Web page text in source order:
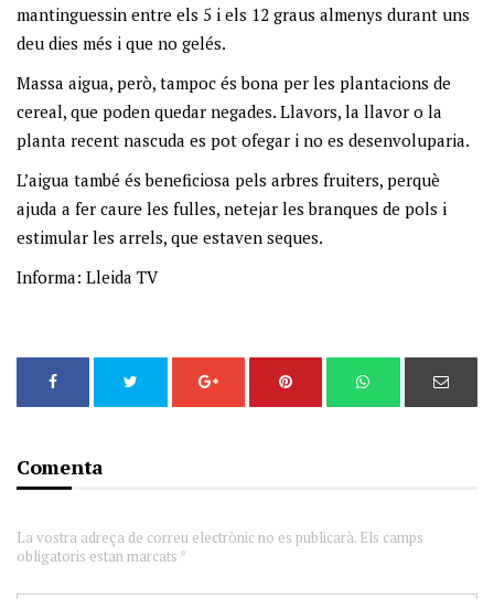
mantinguessin entre els 5 i els 12 graus almenys durant uns
deu dies més i que no gelés.
Massa aigua, però, tampoc és bona per les plantacions de
cereal, que poden quedar negades. Llavors, la llavor o la
planta recent nascuda es pot ofegar i no es desenvoluparia.
L’aigua també és beneficiosa pels arbres fruiters, perquè
ajuda a fer caure les fulles, netejar les branques de pols i
estimular les arrels, que estaven seques.
Informa: Lleida TV
Comenta
La vostra adreça de correu electrònic no es publicarà. Els camps
obligatoris estan marcats *